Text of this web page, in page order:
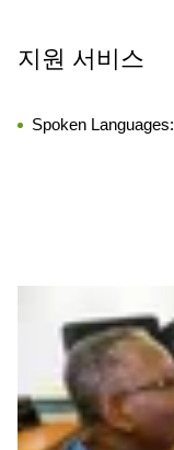
지원 서비스
Spoken Languages: